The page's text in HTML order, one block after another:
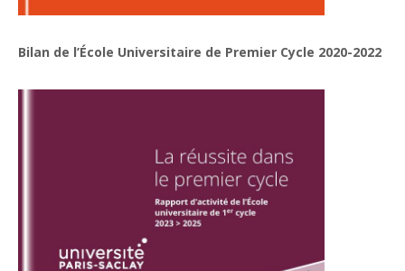
Bilan de l’École Universitaire de Premier Cycle 2020-2022